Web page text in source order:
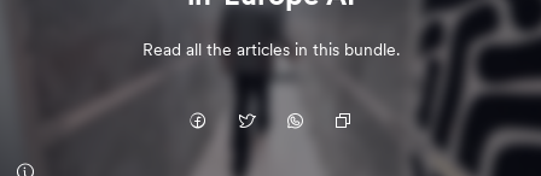
Read all the articles in this bundle.